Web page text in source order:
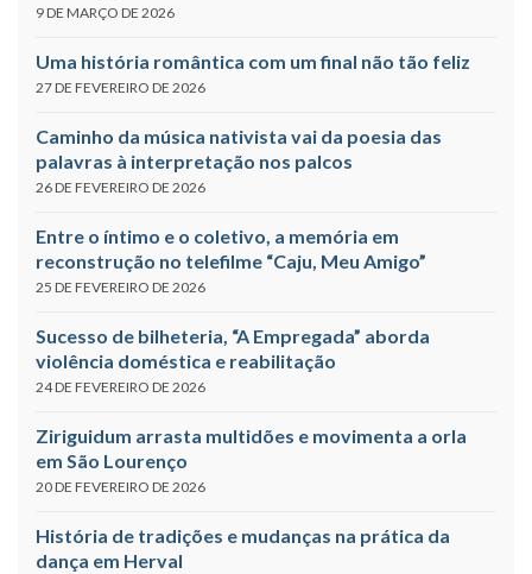
9 DE MARÇO DE 2026
Uma história romântica com um final não tão feliz
27 DE FEVEREIRO DE 2026
Caminho da música nativista vai da poesia das
palavras à interpretação nos palcos
26 DE FEVEREIRO DE 2026
Entre o íntimo e o coletivo, a memória em
reconstrução no telefilme “Caju, Meu Amigo”
25 DE FEVEREIRO DE 2026
Sucesso de bilheteria, “A Empregada” aborda
violência doméstica e reabilitação
24 DE FEVEREIRO DE 2026
Ziriguidum arrasta multidões e movimenta a orla
em São Lourenço
20 DE FEVEREIRO DE 2026
História de tradições e mudanças na prática da
dança em Herval